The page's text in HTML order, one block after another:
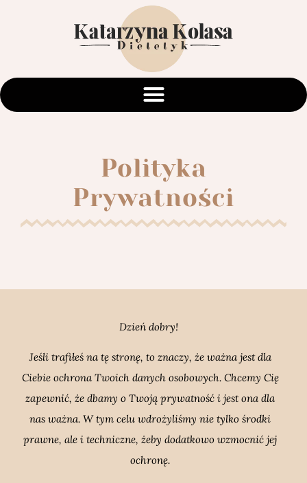
Polityka
Prywatności
Dzień dobry!
Jeśli trafiłeś na tę stronę, to znaczy, że ważna jest dla
Ciebie ochrona Twoich danych osobowych. Chcemy Cię
zapewnić, że dbamy o Twoją prywatność i jest ona dla
nas ważna. W tym celu wdrożyliśmy nie tylko środki
prawne, ale i techniczne, żeby dodatkowo wzmocnić jej
ochronę.